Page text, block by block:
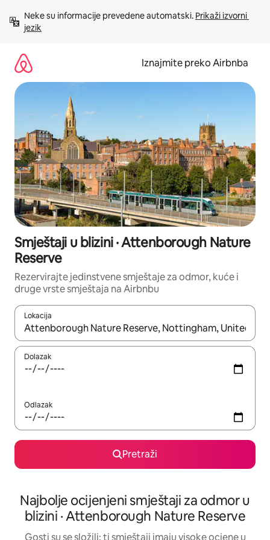
sadržaj
Neke su informacije prevedene automatski. Prikaži izvorni
jezik
Iznajmite preko Airbnba
Smještaji u blizini · Attenborough Nature
Reserve
Rezervirajte jedinstvene smještaje za odmor, kuće i
druge vrste smještaja na Airbnbu
Lokacija
Kada budu dostupni rezultati, moći ćete ih pregledati
Dolazak
Odlazak
Pretraži
Najbolje ocijenjeni smještaji za odmor u
blizini · Attenborough Nature Reserve
Gosti su se složili: ti smještaji imaju visoke ocjene u